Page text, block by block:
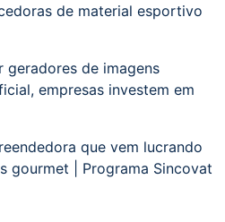
de material esportivo
geradores de imagens
empresas investem em
que vem lucrando
gourmet | Programa Sincovat